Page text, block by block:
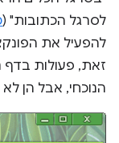
לסרגל הכתובות" (
להפעיל את
זאת, פעולות בדף
הנוכחי, אבל הן לא